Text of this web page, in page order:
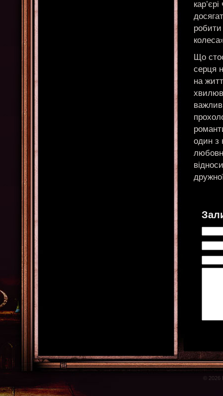
Що
серця
на
один з
© 2026